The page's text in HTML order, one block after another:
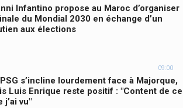
Infantino propose au Maroc d’organiser
du Mondial 2030 en échange d’un
aux élections
09:00
s’incline lourdement face à Majorque,
Luis Enrique reste positif : "Content de ce
j’ai vu"